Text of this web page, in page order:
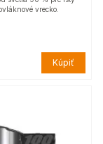
vrecko.
Kúpiť